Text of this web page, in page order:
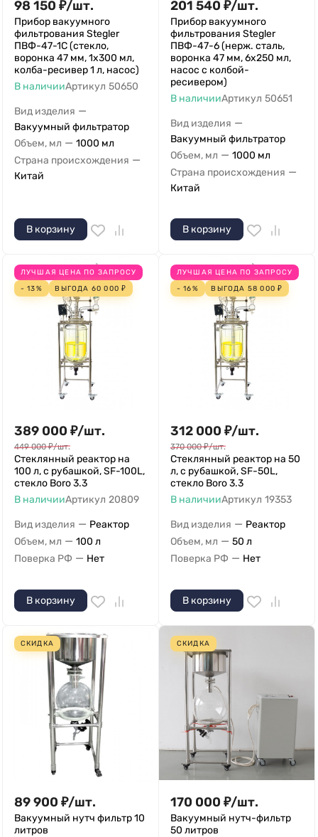
98 150 ₽/шт.
Прибор вакуумного
фильтрования Stegler
ПВФ-47-1С (стекло,
воронка 47 мм, 1х300 мл,
колба-ресивер 1 л, насос)
В наличииАртикул 50650
Вид изделия —
Вакуумный фильтратор
Объем, мл — 1000 мл
Страна происхождения —
Китай
В корзину
201 540 ₽/шт.
Прибор вакуумного
фильтрования Stegler
ПВФ-47-6 (нерж. сталь,
воронка 47 мм, 6х250 мл,
насос c колбой-
ресивером)
В наличииАртикул 50651
Вид изделия —
Вакуумный фильтратор
Объем, мл — 1000 мл
Страна происхождения —
Китай
В корзину
ЛУЧШАЯ ЦЕНА ПО ЗАПРОСУ
- 13%
ВЫГОДА 60 000 ₽
389 000 ₽/шт.
449 000 ₽/шт.
Стеклянный реактор на
100 л, с рубашкой, SF-100L,
стекло Boro 3.3
В наличииАртикул 20809
Вид изделия — Реактор
Объем, мл — 100 л
Поверка РФ — Нет
В корзину
ЛУЧШАЯ ЦЕНА ПО ЗАПРОСУ
- 16%
ВЫГОДА 58 000 ₽
312 000 ₽/шт.
370 000 ₽/шт.
Стеклянный реактор на 50
л, с рубашкой, SF-50L,
стекло Boro 3.3
В наличииАртикул 19353
Вид изделия — Реактор
Объем, мл — 50 л
Поверка РФ — Нет
В корзину
СКИДКА
89 900 ₽/шт.
Вакуумный нутч фильтр 10
литров
СКИДКА
170 000 ₽/шт.
Вакуумный нутч-фильтр
50 литров